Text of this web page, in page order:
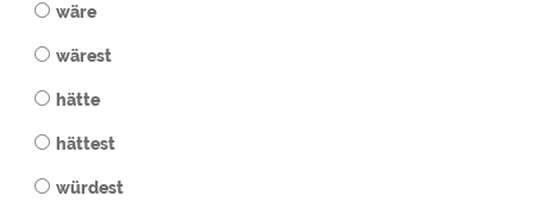
wäre
wärest
hätte
hättest
würdest